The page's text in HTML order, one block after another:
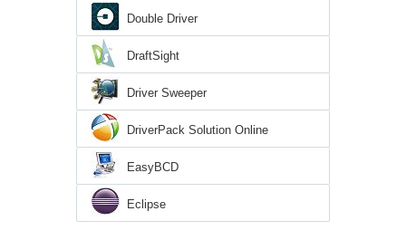
Double Driver
DraftSight
Driver Sweeper
DriverPack Solution Online
EasyBCD
Eclipse